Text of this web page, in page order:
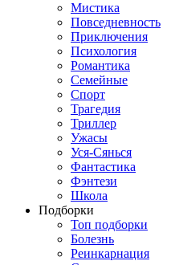
Мистика
Повседневность
Приключения
Психология
Романтика
Семейные
Спорт
Трагедия
Триллер
Ужасы
Уся-Сянься
Фантастика
Фэнтези
Школа
Подборки
Топ подборки
Болезнь
Реинкарнация